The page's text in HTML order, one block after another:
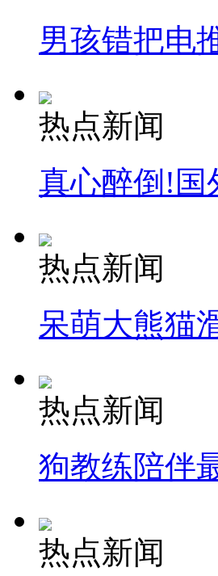
男孩错把电
热点新闻
真心醉倒!国
热点新闻
呆萌大熊猫
热点新闻
狗教练陪伴
热点新闻